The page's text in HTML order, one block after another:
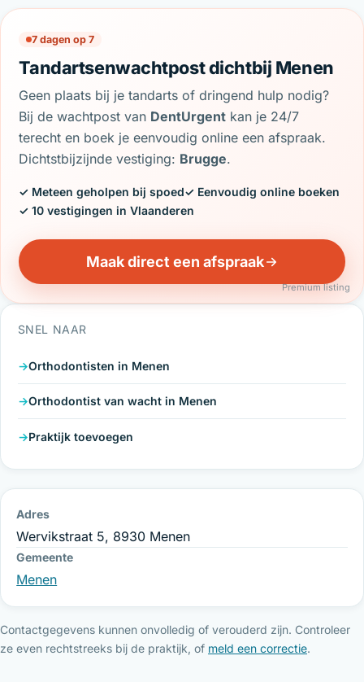
7 dagen op 7
Tandartsenwachtpost dichtbij Menen
Geen plaats bij je tandarts of dringend hulp nodig?
Bij de wachtpost van DentUrgent kan je 24/7
terecht en boek je eenvoudig online een afspraak.
Dichtstbijzijnde vestiging: Brugge.
✓ Meteen geholpen bij spoed✓ Eenvoudig online boeken
✓ 10 vestigingen in Vlaanderen
Maak direct een afspraak
Premium listing
SNEL NAAR
Orthodontisten in Menen
Orthodontist van wacht in Menen
Praktijk toevoegen
Adres
Wervikstraat 5, 8930 Menen
Gemeente
Menen
Contactgegevens kunnen onvolledig of verouderd zijn. Controleer
ze even rechtstreeks bij de praktijk, of meld een correctie.